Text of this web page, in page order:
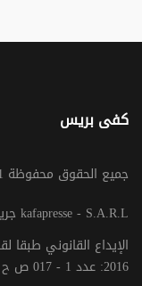
كفى بريس
© جميع الحقوق محفوظة 2011
جريدة إلكترونية مستقلة تصدر عن الشركة kafapresse - S.A.R.L
2016: عدد 1 - 017 ص ح